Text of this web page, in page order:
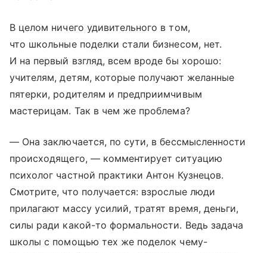
В целом ничего удивительного в том,
что школьные поделки стали бизнесом, нет.
И на первый взгляд, всем вроде бы хорошо:
учителям, детям, которые получают желанные
пятерки, родителям и предприимчивым
мастерицам. Так в чем же проблема?
— Она заключается, по сути, в бессмысленности
происходящего, — комментирует ситуацию
психолог частной практики Антон Кузнецов.
Смотрите, что получается: взрослые люди
прилагают массу усилий, тратят время, деньги,
силы ради какой-то формальности. Ведь задача
школы с помощью тех же поделок чему-